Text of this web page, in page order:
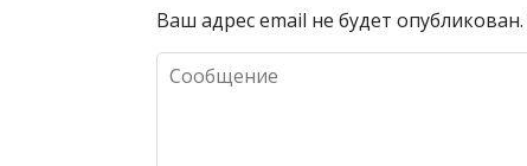
Ваш адрес email не будет опубликован.